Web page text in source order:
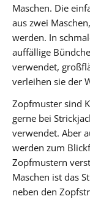
Maschen. Die
aus zwei
werden. In
auffällige
verwendet,
verleihen sie der
Zopfmuster sind
gerne bei
verwendet. Aber
werden zum
Zopfmustern
Maschen ist das
neben den